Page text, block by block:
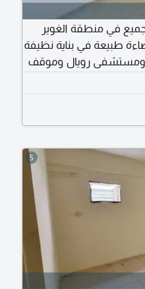
في منطقة الغوير
طبيعة في بناية نظيفة
ومستشفى رويال وموقف
5